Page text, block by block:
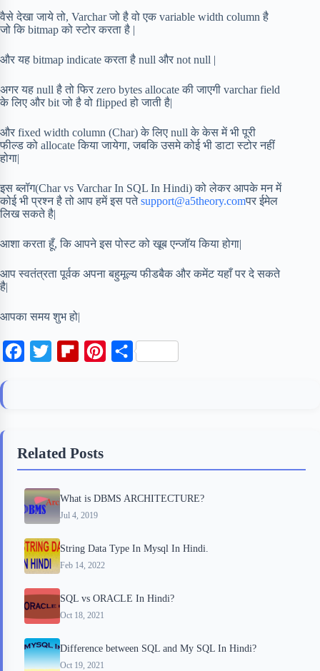
वैसे देखा जाये तो, Varchar जो है वो एक variable width column है
जो कि bitmap को स्टोर करता है |
और यह bitmap indicate करता है null और not null |
अगर यह null है तो फिर zero bytes allocate की जाएगी varchar field
के लिए और bit जो है वो flipped हो जाती है|
और fixed width column (Char) के लिए null के केस में भी पूरी
फील्ड को allocate किया जायेगा, जबकि उसमे कोई भी डाटा स्टोर नहीं
होगा|
इस ब्लॉग(Char vs Varchar In SQL In Hindi) को लेकर आपके मन में
कोई भी प्रश्न है तो आप हमें इस पतेsupport@a5theory.comपर ईमेल
लिख सकते है|
आशा करता हूँ, कि आपने इस पोस्ट को खूब एन्जॉय किया होगा|
आप स्वतंत्रता पूर्वक अपना बहुमूल्य फीडबैक और कमेंट यहाँ पर दे सकते
है|
आपका समय शुभ हो|
o
e
o
r
d
s
S
Related Posts
What is DBMS ARCHITECTURE?
Jul 4, 2019
String Data Type In Mysql In Hindi.
Feb 14, 2022
SQL vs ORACLE In Hindi?
Oct 18, 2021
Difference between SQL and My SQL In Hindi?
Oct 19, 2021